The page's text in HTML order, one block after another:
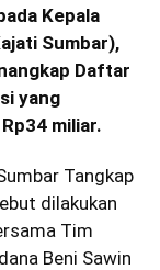
Kepala
Sumbar),
Daftar
yang
miliar.
Tangkap
dilakukan
Tim
Beni Sawin